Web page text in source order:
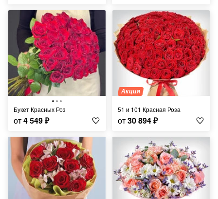
Букет Красных Роз
от4 549₽
Акция
51 и 101 Красная Роза
от30 894₽